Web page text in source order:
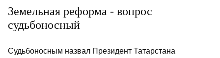
Земельная реформа - вопрос
судьбоносный
Судьбоносным назвал Президент Татарстана